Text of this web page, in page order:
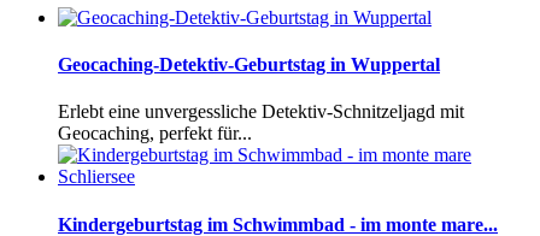
Geocaching-Detektiv-Geburtstag in Wuppertal
Erlebt eine unvergessliche Detektiv-Schnitzeljagd mit
Geocaching, perfekt für...
Kindergeburtstag im Schwimmbad - im monte mare...